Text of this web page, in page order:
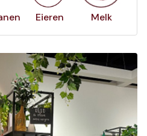
Eieren Melk